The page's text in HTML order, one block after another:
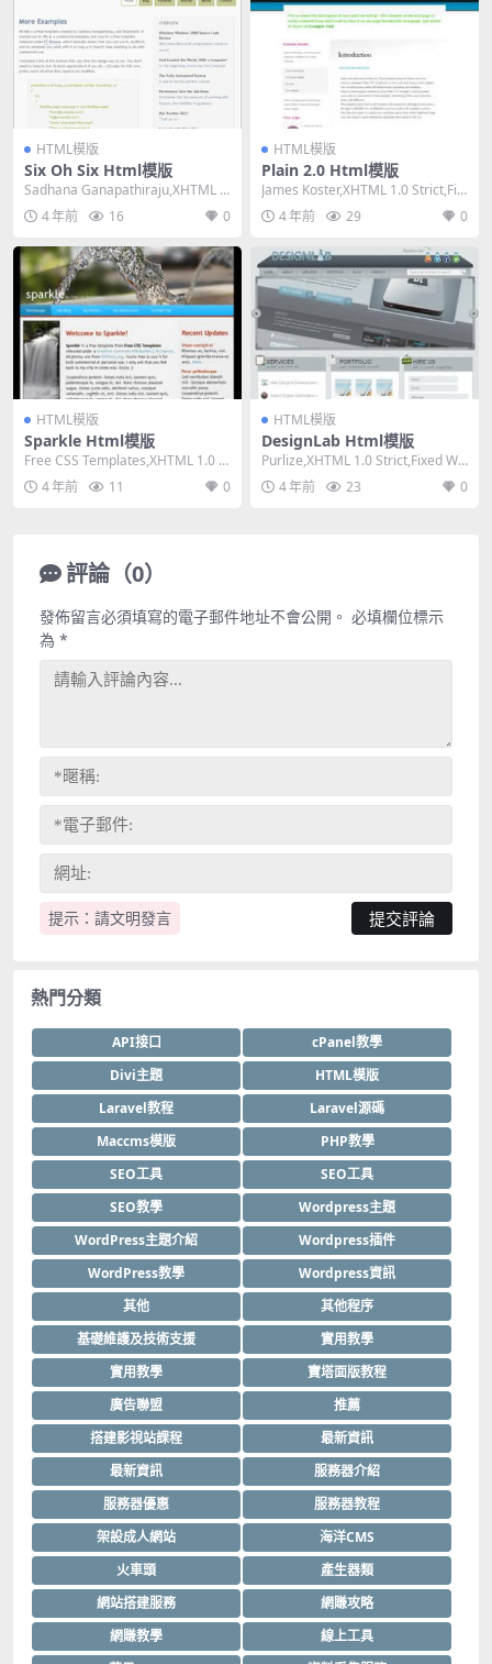
HTML模版
Six Oh Six Html模版
Sadhana Ganapathiraju,XHTML 1.
0 Strict,F...
4 年前 16 0
HTML模版
Plain 2.0 Html模版
James Koster,XHTML 1.0 Strict,Fix
ed Widt...
4 年前 29 0
HTML模版
Sparkle Html模版
Free CSS Templates,XHTML 1.0 St
rict,Fixe...
4 年前 11 0
HTML模版
DesignLab Html模版
Purlize,XHTML 1.0 Strict,Fixed Wi
dth, 2 ...
4 年前 23 0
評論（0）
提示：請文明發言
發佈留言必須填寫的電子郵件地址不會公開。 必填欄位標示
為 *
熱門分類
API接口
cPanel教學
Divi主題
HTML模版
Laravel教程
Laravel源碼
Maccms模版
PHP教學
SEO工具
SEO工具
SEO教學
Wordpress主題
WordPress主題介紹
Wordpress插件
WordPress教學
Wordpress資訊
其他
其他程序
基礎維護及技術支援
實用教學
實用教學
寶塔面版教程
廣告聯盟
推薦
搭建影視站課程
最新資訊
最新資訊
服務器介紹
服務器優惠
服務器教程
架設成人網站
海洋CMS
火車頭
產生器類
網站搭建服務
網賺攻略
網賺教學
線上工具